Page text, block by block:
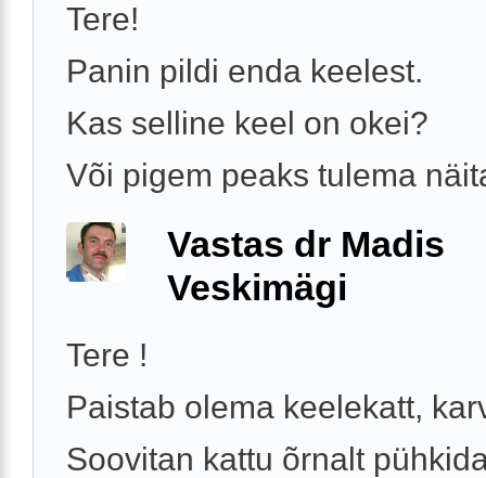
Tere!
Panin pildi enda keelest.
Kas selline keel on okei?
Või pigem peaks tulema
Vastas dr Madis
Veskimägi
Tere !
Paistab olema keelekatt,
Soovitan kattu õrnalt